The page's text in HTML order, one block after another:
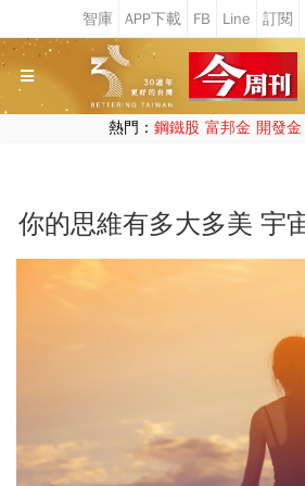
熱門： 鋼鐵股 富邦金 開發金
你的思維有多大多美 宇